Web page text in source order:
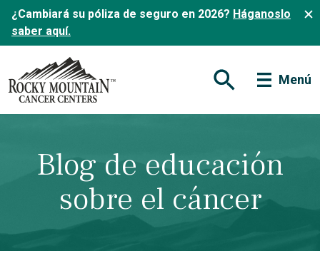
¿Cambiará su póliza de seguro en 2026? Háganoslo
saber aquí.
Abrir formulario de
Menú
Blog de educación
sobre el cáncer